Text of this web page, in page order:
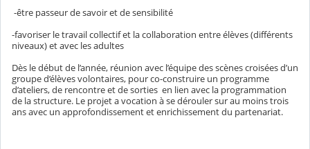
-être passeur de savoir et de sensibilité
-favoriser le travail collectif et la collaboration entre élèves (différents
niveaux) et avec les adultes
Dès le début de l’année, réunion avec l’équipe des scènes croisées d’un
groupe d’élèves volontaires, pour co-construire un programme
d’ateliers, de rencontre et de sorties en lien avec la programmation
de la structure. Le projet a vocation à se dérouler sur au moins trois
ans avec un approfondissement et enrichissement du partenariat.